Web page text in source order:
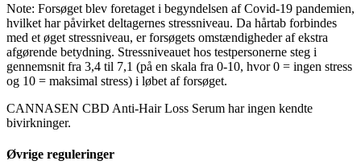
Note: Forsøget blev foretaget i begyndelsen af Covid-19 pandemien,
hvilket har påvirket deltagernes stressniveau. Da hårtab forbindes
med et øget stressniveau, er forsøgets omstændigheder af ekstra
afgørende betydning. Stressniveauet hos testpersonerne steg i
gennemsnit fra 3,4 til 7,1 (på en skala fra 0-10, hvor 0 = ingen stress
og 10 = maksimal stress) i løbet af forsøget.
CANNASEN CBD Anti-Hair Loss Serum har ingen kendte
bivirkninger.
Øvrige reguleringer